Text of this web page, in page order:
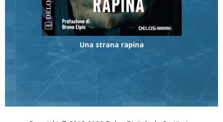
Una strana rapina